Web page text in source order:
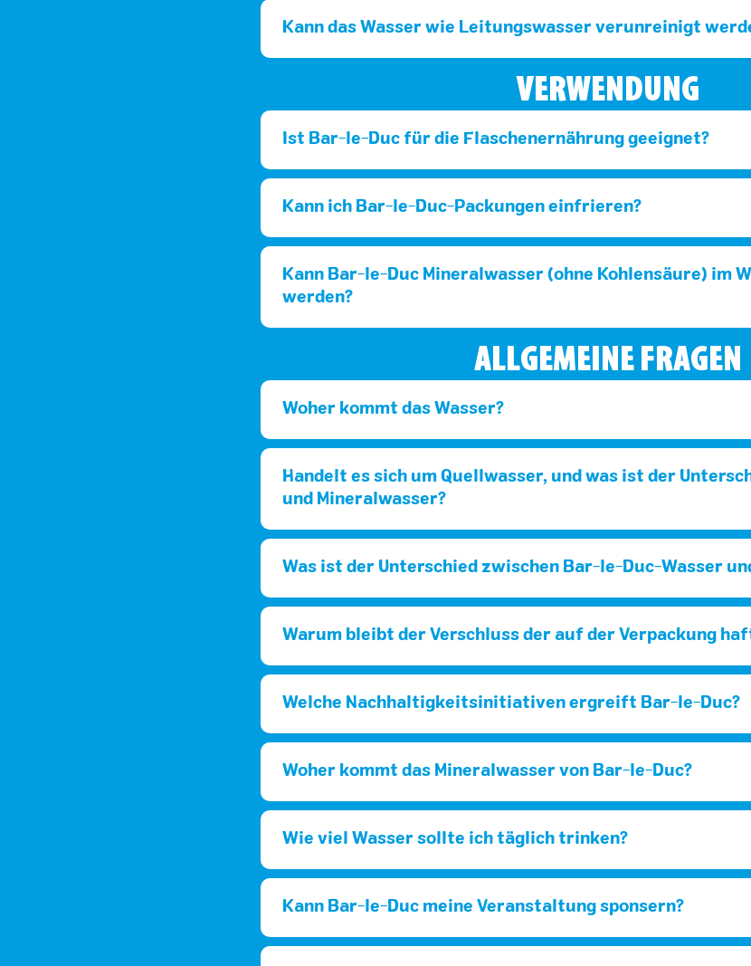
Kann das Wasser wie Leitungswasser verunreinigt
VERWENDUNG
Ist Bar-le-Duc für die Flaschenernährung geeignet?
Kann ich Bar-le-Duc-Packungen einfrieren?
Kann Bar-le-Duc Mineralwasser (ohne Kohlensäure) im
werden?
ALLGEMEINE FRAGEN
Woher kommt das Wasser?
Handelt es sich um Quellwasser, und was ist der
und Mineralwasser?
Was ist der Unterschied zwischen Bar-le-Duc-Wasser
Warum bleibt der Verschluss der auf der Verpackung
Welche Nachhaltigkeitsinitiativen ergreift Bar-le-Duc?
Woher kommt das Mineralwasser von Bar-le-Duc?
Wie viel Wasser sollte ich täglich trinken?
Kann Bar-le-Duc meine Veranstaltung sponsern?